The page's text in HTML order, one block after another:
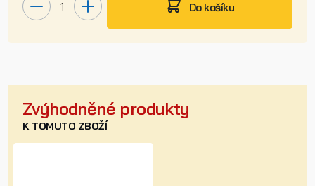
Do košíku
Zvýhodněné produkty
K TOMUTO ZBOŽÍ